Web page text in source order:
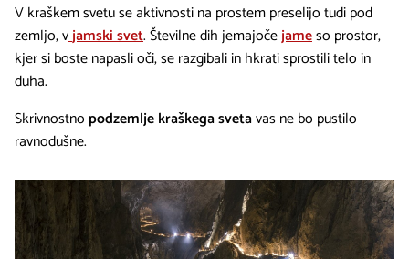
V kraškem svetu se aktivnosti na prostem preselijo tudi pod
zemljo, vjamski svet. Številne dih jemajočejameso prostor,
kjer si boste napasli oči, se razgibali in hkrati sprostili telo in
duha.
Skrivnostno podzemlje kraškega svetavas ne bo pustilo
ravnodušne.